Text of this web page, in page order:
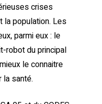
crises
la population. Les
parmi eux : le
robot du principal
le connaitre
santé.